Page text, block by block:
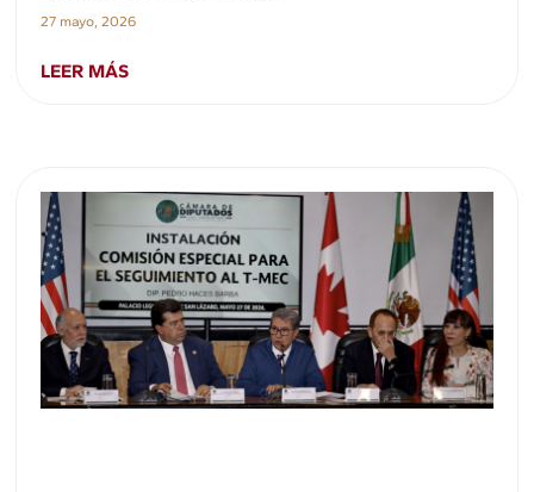
27 mayo, 2026
LEER MÁS